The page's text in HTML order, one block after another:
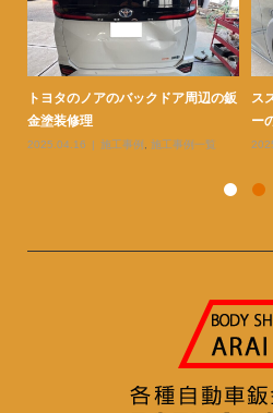
トヨタのノアのバックドア周辺の鈑
金塗装修理
2025.04.16 施工事例 施工事例一覧
ス
ー